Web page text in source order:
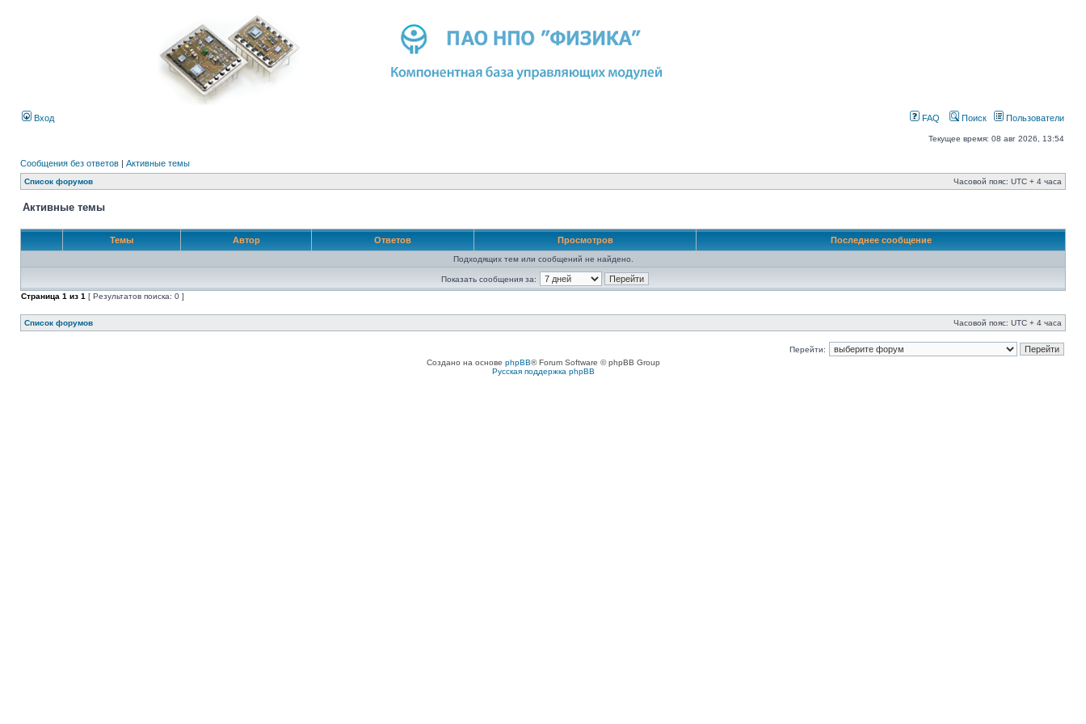
Вход FAQ Поиск Пользователи
Текущее время: 08 авг 2026, 13:54
Сообщения без ответов | Активные темы
Список форумов Часовой пояс: UTC + 4 часа
Активные темы
Темы Автор Ответов Просмотров Последнее сообщение
Подходящих тем или сообщений не найдено.
Показать сообщения за:
Страница 1 из 1 [ Результатов поиска: 0 ]
Список форумов Часовой пояс: UTC + 4 часа
Перейти:
Создано на основе phpBB® Forum Software © phpBB Group
Русская поддержка phpBB